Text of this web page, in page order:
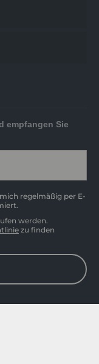
empfangen Sie
regelmäßig per E-
werden.
zu finden